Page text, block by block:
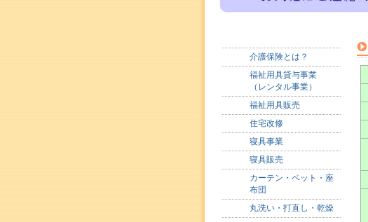
介護保険とは？
福祉用具貸与事業
（レンタル事業）
福祉用具販売
住宅改修
寝具事業
寝具販売
カーテン・ベット・座
布団
丸洗い・打直し・乾燥